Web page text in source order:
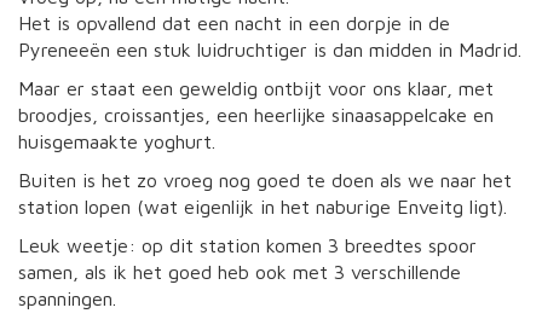
Het is opvallend dat een nacht in een dorpje in de
Pyreneeën een stuk luidruchtiger is dan midden in Madrid.
Maar er staat een geweldig ontbijt voor ons klaar, met
broodjes, croissantjes, een heerlijke sinaasappelcake en
huisgemaakte yoghurt.
Buiten is het zo vroeg nog goed te doen als we naar het
station lopen (wat eigenlijk in het naburige Enveitg ligt).
Leuk weetje: op dit station komen 3 breedtes spoor
samen, als ik het goed heb ook met 3 verschillende
spanningen.